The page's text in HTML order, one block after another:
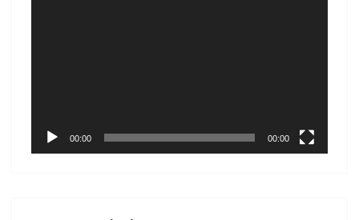
00:00 00:00